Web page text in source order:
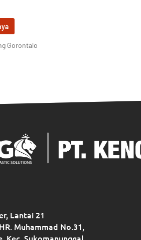
Gorontalo
Lantai 21
Muhammad No.31,